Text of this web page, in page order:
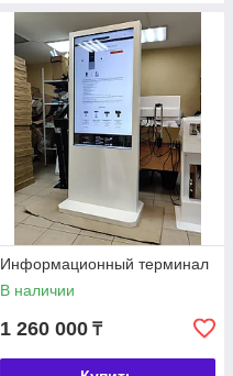
Информационный терминал
В наличии
1 260 000 ₸